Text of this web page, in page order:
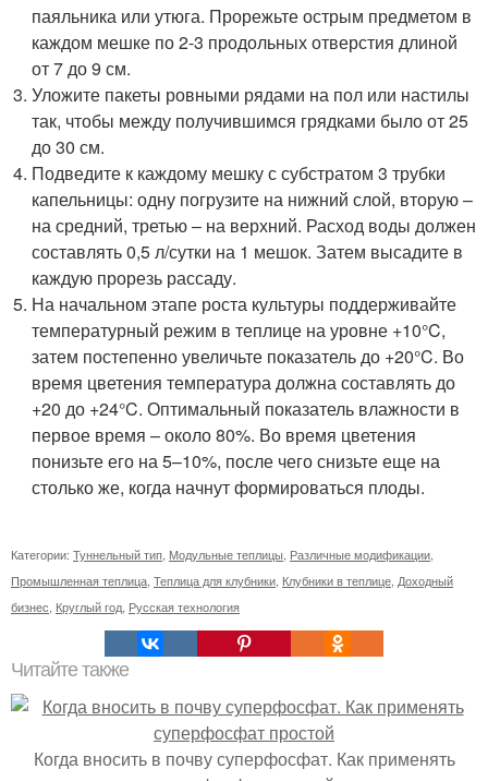
паяльника или утюга. Прорежьте острым предметом в
каждом мешке по 2-3 продольных отверстия длиной
от 7 до 9 см.
Уложите пакеты ровными рядами на пол или настилы
так, чтобы между получившимся грядками было от 25
до 30 см.
Подведите к каждому мешку с субстратом 3 трубки
капельницы: одну погрузите на нижний слой, вторую –
на средний, третью – на верхний. Расход воды должен
составлять 0,5 л/сутки на 1 мешок. Затем высадите в
каждую прорезь рассаду.
На начальном этапе роста культуры поддерживайте
температурный режим в теплице на уровне +10°C,
затем постепенно увеличьте показатель до +20°C. Во
время цветения температура должна составлять до
+20 до +24°C. Оптимальный показатель влажности в
первое время – около 80%. Во время цветения
понизьте его на 5–10%, после чего снизьте еще на
столько же, когда начнут формироваться плоды.
Категории: Туннельный тип Модульные теплицы Различные модификации
Промышленная теплица Теплица для клубники Клубники в теплице Доходный
бизнес Круглый год Русская технология
Читайте также
Когда вносить в почву суперфосфат. Как применять